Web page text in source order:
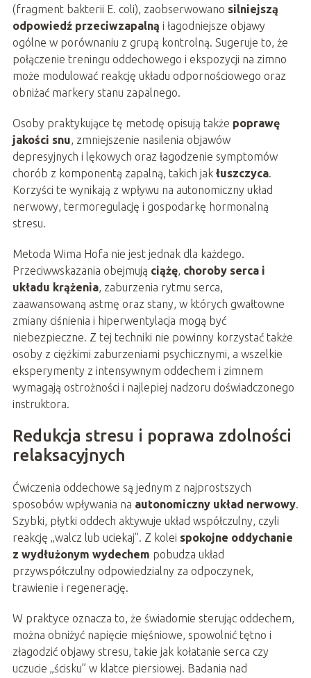
(fragment bakterii E. coli), zaobserwowano silniejszą
odpowiedź przeciwzapalną i łagodniejsze objawy
ogólne w porównaniu z grupą kontrolną. Sugeruje to, że
połączenie treningu oddechowego i ekspozycji na zimno
może modulować reakcję układu odpornościowego oraz
obniżać markery stanu zapalnego.
Osoby praktykujące tę metodę opisują także poprawę
jakości snu, zmniejszenie nasilenia objawów
depresyjnych i lękowych oraz łagodzenie symptomów
chorób z komponentą zapalną, takich jak łuszczyca.
Korzyści te wynikają z wpływu na autonomiczny układ
nerwowy, termoregulację i gospodarkę hormonalną
stresu.
Metoda Wima Hofa nie jest jednak dla każdego.
Przeciwwskazania obejmują ciążę, choroby serca i
układu krążenia, zaburzenia rytmu serca,
zaawansowaną astmę oraz stany, w których gwałtowne
zmiany ciśnienia i hiperwentylacja mogą być
niebezpieczne. Z tej techniki nie powinny korzystać także
osoby z ciężkimi zaburzeniami psychicznymi, a wszelkie
eksperymenty z intensywnym oddechem i zimnem
wymagają ostrożności i najlepiej nadzoru doświadczonego
instruktora.
Redukcja stresu i poprawa zdolności
relaksacyjnych
Ćwiczenia oddechowe są jednym z najprostszych
sposobów wpływania na autonomiczny układ nerwowy.
Szybki, płytki oddech aktywuje układ współczulny, czyli
reakcję „walcz lub uciekaj”. Z kolei spokojne oddychanie
z wydłużonym wydechem pobudza układ
przywspółczulny odpowiedzialny za odpoczynek,
trawienie i regenerację.
W praktyce oznacza to, że świadomie sterując oddechem,
można obniżyć napięcie mięśniowe, spowolnić tętno i
złagodzić objawy stresu, takie jak kołatanie serca czy
uczucie „ścisku” w klatce piersiowej. Badania nad